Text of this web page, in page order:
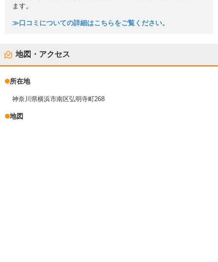
ます。
≫口コミについての詳細はこちらをご覧ください。
地図・アクセス
所在地
神奈川県横浜市南区弘明寺町268
地図